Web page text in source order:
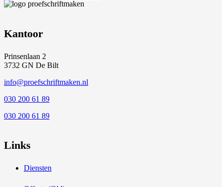
Kantoor
Prinsenlaan 2
3732 GN De Bilt
info@proefschriftmaken.nl
030 200 61 89
030 200 61 89
Links
Diensten